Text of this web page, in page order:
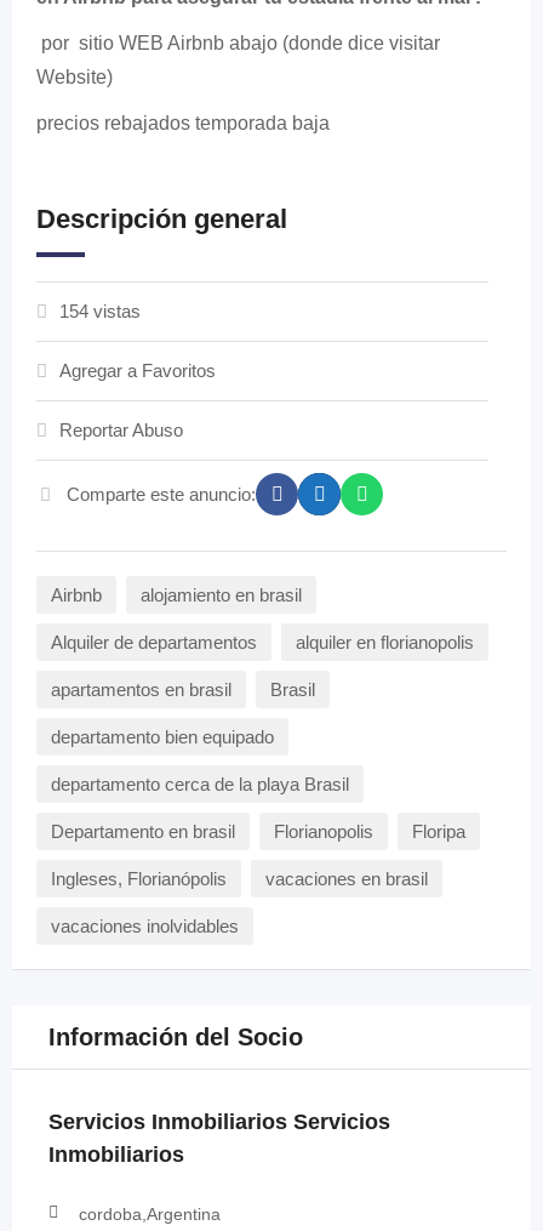
por sitio WEB Airbnb abajo (donde dice visitar
Website)
precios rebajados temporada baja
Descripción general
154 vistas
Agregar a Favoritos
Reportar Abuso
Comparte este anuncio:
Airbnb alojamiento en brasil
Alquiler de departamentos alquiler en florianopolis
apartamentos en brasil Brasil
departamento bien equipado
departamento cerca de la playa Brasil
Departamento en brasil Florianopolis Floripa
Ingleses, Florianópolis vacaciones en brasil
vacaciones inolvidables
Información del Socio
Servicios Inmobiliarios Servicios
Inmobiliarios
cordoba,Argentina